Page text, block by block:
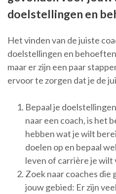
doelstellingen en
Het vinden van de juiste
doelstellingen en
maar er zijn een paar
ervoor te zorgen dat je de
Bepaal je
naar een coach, is het
hebben wat je wilt
doelen op en bepaal
leven of carrière je
Zoek naar coaches die
jouw gebied: Er zijn